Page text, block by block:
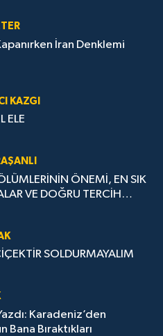
İran Denklemi
KAZGI
ELE
ÖNEMİ, EN SIK
VE DOĞRU TERCİH
SOLDURMAYALIM
Karadeniz’den
Bana Bıraktıkları